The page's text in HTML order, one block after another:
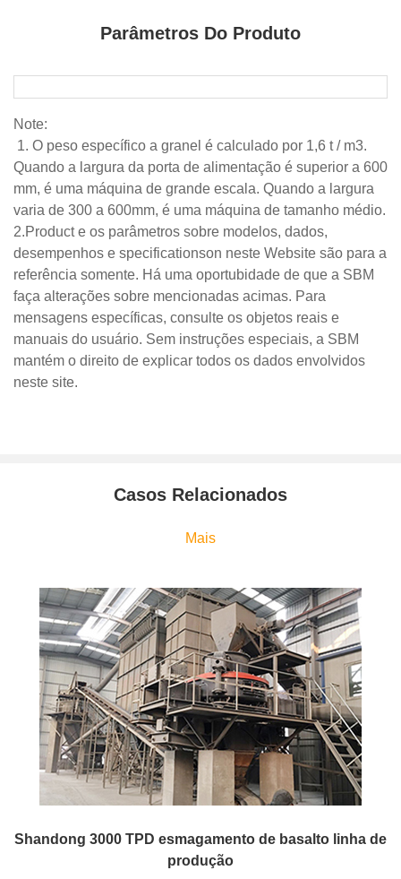
Parâmetros Do Produto
Note:
1. O peso específico a granel é calculado por 1,6 t / m3.
Quando a largura da porta de alimentação é superior a 600
mm, é uma máquina de grande escala. Quando a largura
varia de 300 a 600mm, é uma máquina de tamanho médio.
2.Product e os parâmetros sobre modelos, dados,
desempenhos e specificationson neste Website são para a
referência somente. Há uma oportubidade de que a SBM
faça alterações sobre mencionadas acimas. Para
mensagens específicas, consulte os objetos reais e
manuais do usuário. Sem instruções especiais, a SBM
mantém o direito de explicar todos os dados envolvidos
neste site.
Casos Relacionados
Mais
Shandong 3000 TPD esmagamento de basalto linha de
produção